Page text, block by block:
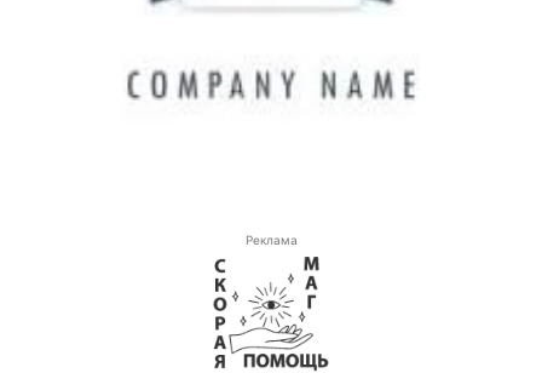
Реклама